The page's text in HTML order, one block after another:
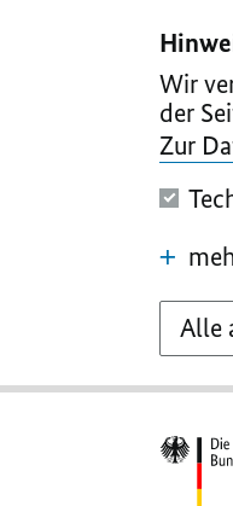
Wir
der
Zur
Alle